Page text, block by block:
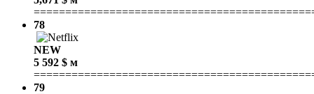
78
NEW
5 592 $ м
79